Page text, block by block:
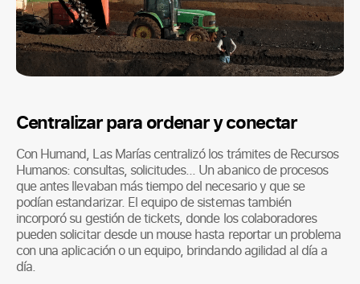
Centralizar para ordenar y conectar
Con Humand, Las Marías centralizó los trámites de Recursos
Humanos: consultas, solicitudes… Un abanico de procesos
que antes llevaban más tiempo del necesario y que se
podían estandarizar. El equipo de sistemas también
incorporó su gestión de tickets, donde los colaboradores
pueden solicitar desde un mouse hasta reportar un problema
con una aplicación o un equipo, brindando agilidad al día a
día.